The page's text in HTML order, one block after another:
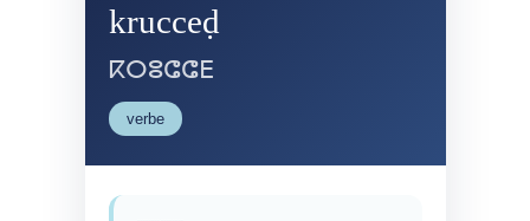
krucceḍ
ⴽⵔⵓⵛⵛⴹ
verbe